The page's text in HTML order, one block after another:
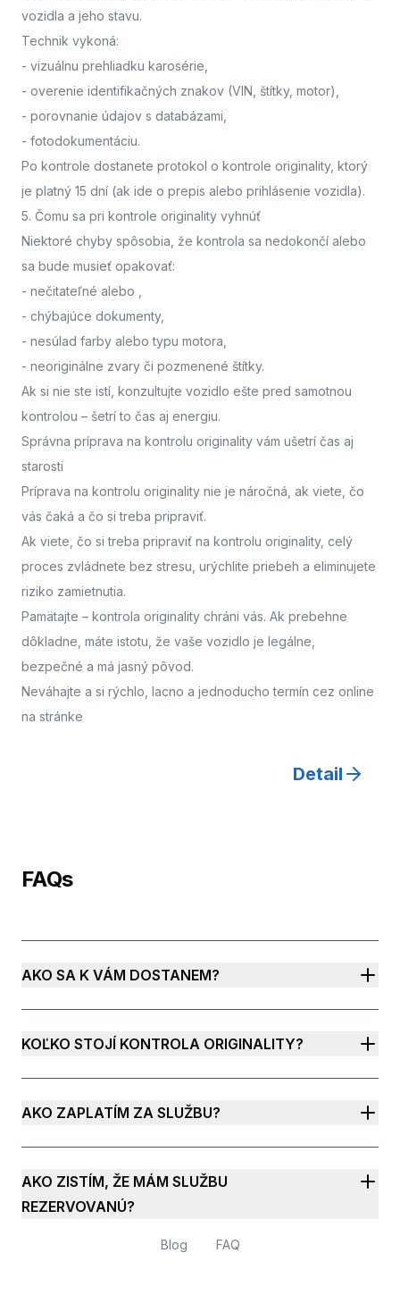
vozidla a jeho stavu.
Technik vykoná:
- vizuálnu prehliadku karosérie,
- overenie identifikačných znakov (VIN, štítky, motor),
- porovnanie údajov s databázami,
- fotodokumentáciu.
Po kontrole dostanete protokol o kontrole originality, ktorý
je platný 15 dní (ak ide o prepis alebo prihlásenie vozidla).
5. Čomu sa pri kontrole originality vyhnúť
Niektoré chyby spôsobia, že kontrola sa nedokončí alebo
sa bude musieť opakovať:
- nečitateľné alebo
- chýbajúce dokumenty,
- nesúlad farby alebo typu motora,
- neoriginálne zvary či pozmenené štítky.
Ak si nie ste istí, konzultujte vozidlo ešte pred samotnou
kontrolou – šetrí to čas aj energiu.
Správna príprava na kontrolu originality vám ušetrí čas aj
starosti
Príprava na kontrolu originality nie je náročná, ak viete, čo
vás čaká a čo si treba pripraviť.
Ak viete, čo si treba pripraviť na kontrolu originality, celý
proces zvládnete bez stresu, urýchlite priebeh a eliminujete
riziko zamietnutia.
Pamätajte – kontrola originality chráni vás. Ak prebehne
dôkladne, máte istotu, že vaše vozidlo je legálne,
bezpečné a má jasný pôvod.
Neváhajte a si rýchlo, lacno a jednoducho termín cez online
na stránke
Detail
FAQs
AKO SA K VÁM DOSTANEM?
KOĽKO STOJÍ KONTROLA ORIGINALITY?
AKO ZAPLATÍM ZA SLUŽBU?
AKO ZISTÍM, ŽE MÁM SLUŽBU
REZERVOVANÚ?
Blog FAQ